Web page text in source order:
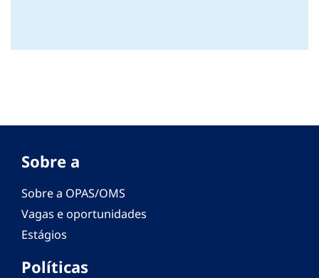
Sobre a
Sobre a OPAS/OMS
Vagas e oportunidades
Estágios
Políticas